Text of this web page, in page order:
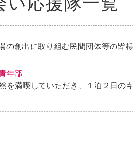
創出に取り組む民間団体等の皆様
年部
を満喫していただき、１泊２日の